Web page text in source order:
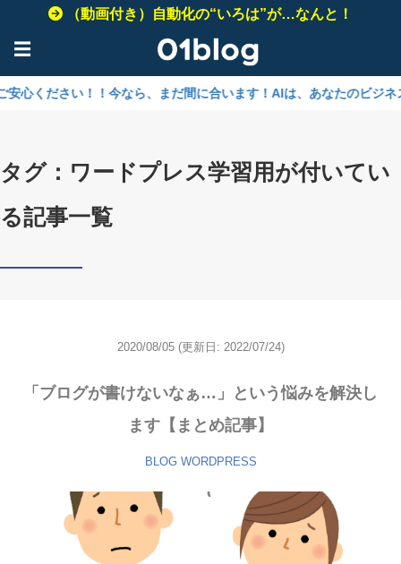
（動画付き）自動化の“いろは”が…なんと！
☰
今なら、まだ間に合います！AIは、あなたのビジネスを加速させ
タグ：ワードプレス学習用が付いてい
る記事一覧
2020/08/05 (更新日: 2022/07/24)
「ブログが書けないなぁ…」という悩みを解決し
ます【まとめ記事】
BLOG WORDPRESS